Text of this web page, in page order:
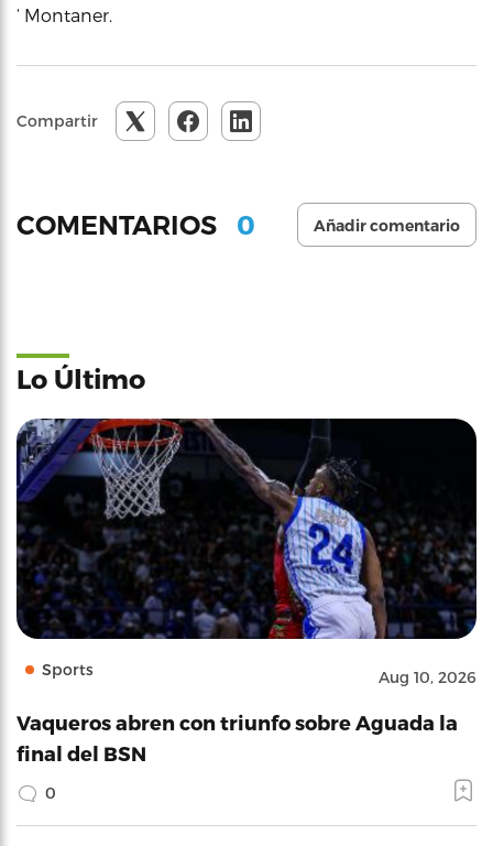
‘ Montaner.
Compartir
COMENTARIOS 0 Añadir comentario
Lo Último
Sports Aug 10, 2026
Vaqueros abren con triunfo sobre Aguada la
final del BSN
0